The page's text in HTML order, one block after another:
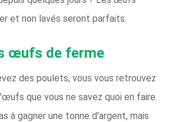
et non lavés seront parfaits.
œufs de ferme
des poulets, vous vous retrouvez
que vous ne savez quoi en faire.
à gagner une tonne d'argent, mais